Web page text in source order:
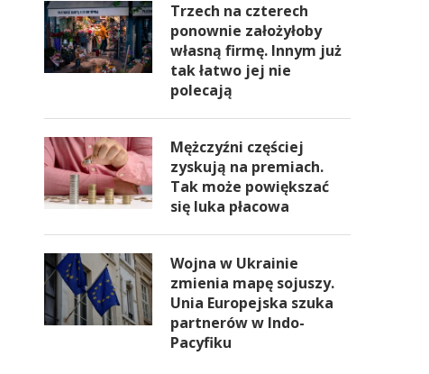
Trzech na czterech
ponownie założyłoby
własną firmę. Innym już
tak łatwo jej nie
polecają
Mężczyźni częściej
zyskują na premiach.
Tak może powiększać
się luka płacowa
Wojna w Ukrainie
zmienia mapę sojuszy.
Unia Europejska szuka
partnerów w Indo-
Pacyfiku